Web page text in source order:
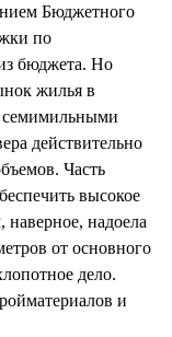
Бюджетного
по
бюджета. Но
жилья в
семимильными
действительно
Часть
высокое
наверное, надоела
от основного
дело.
и